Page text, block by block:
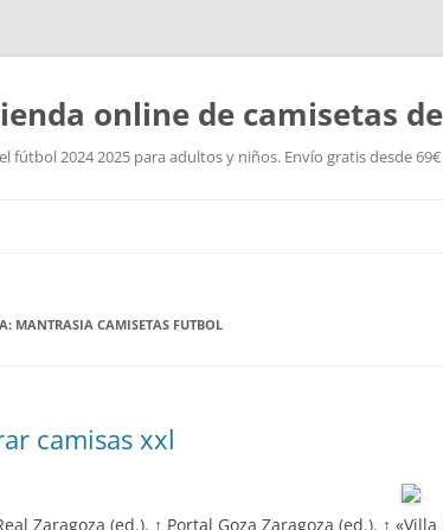
online de camisetas
fútbol 2024 2025 para adultos y niños. Envío gratis desde
MANTRASIA CAMISETAS FUTBOL
camisas xxl
Zaragoza (ed.). ↑ Portal Goza Zaragoza (ed.). ↑